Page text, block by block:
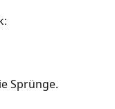
Sprünge.